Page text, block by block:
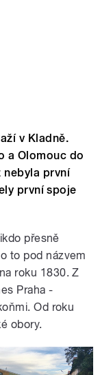
v Kladně.
a Olomouc do
nebyla první
první spoje
přesně
to pod názvem
roku 1830. Z
Praha -
Od roku
obory.